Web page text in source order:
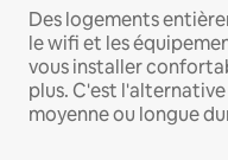
Des logements
le wifi et les
vous installer
plus. C'est
moyenne ou longue